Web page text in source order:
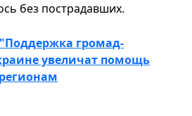
без пострадавших.
"Поддержка громад-
увеличат помощь